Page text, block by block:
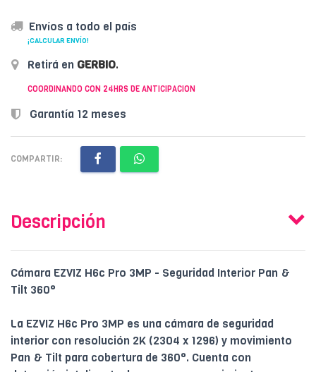
Envíos a todo el país
¡CALCULAR ENVÍO!
Retirá en GERBIO.
COORDINANDO CON 24HRS DE ANTICIPACION
Garantía 12 meses
COMPARTIR:
Descripción
Cámara EZVIZ H6c Pro 3MP - Seguridad Interior Pan &
Tilt 360°
La EZVIZ H6c Pro 3MP es una cámara de seguridad
interior con resolución 2K (2304 x 1296) y movimiento
Pan & Tilt para cobertura de 360°. Cuenta con